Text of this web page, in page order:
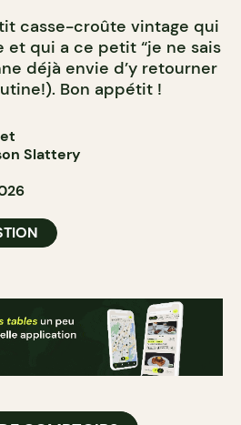
casse-croûte vintage qui
et qui a ce petit “je ne sais
déjà envie d’y retourner
Bon appétit !
Slattery